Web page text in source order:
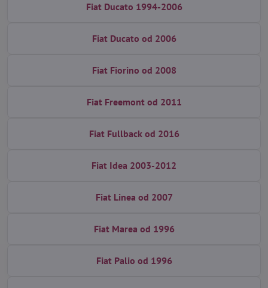
Fiat Ducato 1994-2006
Fiat Ducato od 2006
Fiat Fiorino od 2008
Fiat Freemont od 2011
Fiat Fullback od 2016
Fiat Idea 2003-2012
Fiat Linea od 2007
Fiat Marea od 1996
Fiat Palio od 1996